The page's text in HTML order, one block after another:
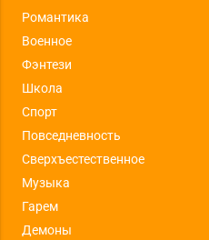
Романтика
Военное
Фэнтези
Школа
Спорт
Повседневность
Сверхъестественное
Музыка
Гарем
Демоны